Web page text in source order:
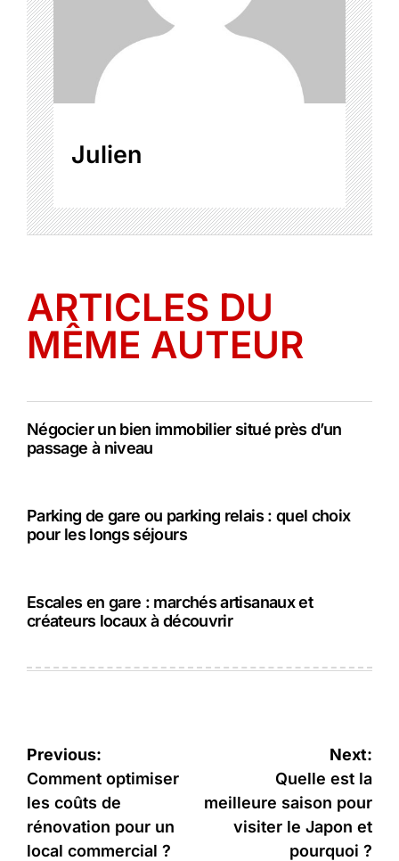
Julien
ARTICLES DU
MÊME AUTEUR
Négocier un bien immobilier situé près d’un
passage à niveau
Parking de gare ou parking relais : quel choix
pour les longs séjours
Escales en gare : marchés artisanaux et
créateurs locaux à découvrir
Navigation
de
l’article
Previous:
Comment optimiser
les coûts de
rénovation pour un
local commercial ?
Next:
Quelle est la
meilleure saison pour
visiter le Japon et
pourquoi ?